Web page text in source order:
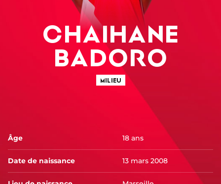
CHAIHANE
BADORO
MILIEU
Âge 18 ans
Date de naissance 13 mars 2008